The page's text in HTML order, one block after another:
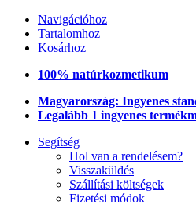
Navigációhoz
Tartalomhoz
Kosárhoz
100% natúrkozmetikum
Magyarország: Ingyenes
Legalább 1 ingyenes
Segítség
Hol van a rendelésem?
Visszaküldés
Szállítási költségek
Fizetési módok